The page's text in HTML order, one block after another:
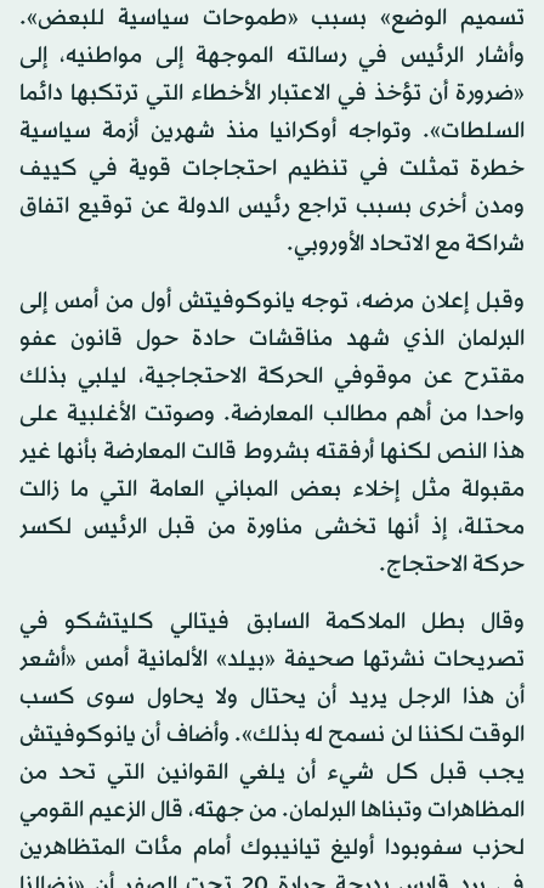
تسميم الوضع» بسبب «طموحات سياسية للبعض».
وأشار الرئيس في رسالته الموجهة إلى مواطنيه، إلى
«ضرورة أن تؤخذ في الاعتبار الأخطاء التي ترتكبها دائما
السلطات». وتواجه أوكرانيا منذ شهرين أزمة سياسية
خطرة تمثلت في تنظيم احتجاجات قوية في كييف
ومدن أخرى بسبب تراجع رئيس الدولة عن توقيع اتفاق
شراكة مع الاتحاد الأوروبي.
وقبل إعلان مرضه، توجه يانوكوفيتش أول من أمس إلى
البرلمان الذي شهد مناقشات حادة حول قانون عفو
مقترح عن موقوفي الحركة الاحتجاجية، ليلبي بذلك
واحدا من أهم مطالب المعارضة. وصوتت الأغلبية على
هذا النص لكنها أرفقته بشروط قالت المعارضة بأنها غير
مقبولة مثل إخلاء بعض المباني العامة التي ما زالت
محتلة، إذ أنها تخشى مناورة من قبل الرئيس لكسر
حركة الاحتجاج.
وقال بطل الملاكمة السابق فيتالي كليتشكو في
تصريحات نشرتها صحيفة «بيلد» الألمانية أمس «أشعر
أن هذا الرجل يريد أن يحتال ولا يحاول سوى كسب
الوقت لكننا لن نسمح له بذلك». وأضاف أن يانوكوفيتش
يجب قبل كل شيء أن يلغي القوانين التي تحد من
المظاهرات وتبناها البرلمان. من جهته، قال الزعيم القومي
لحزب سفوبودا أوليغ تيانيبوك أمام مئات المتظاهرين